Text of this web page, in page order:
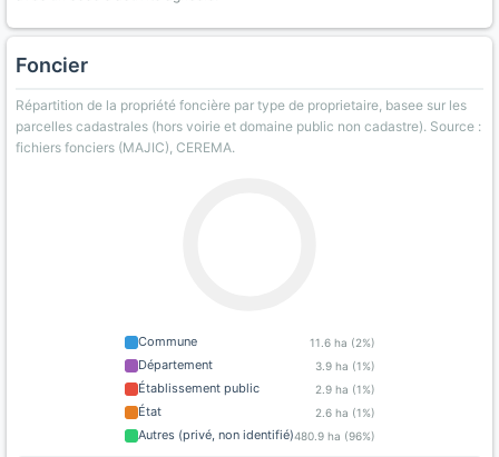
Foncier
Répartition de la propriété foncière par type de proprietaire, basee sur les
parcelles cadastrales (hors voirie et domaine public non cadastre). Source :
fichiers fonciers (MAJIC), CEREMA.
Commune 11.6 ha (2%)
Département 3.9 ha (1%)
Établissement public 2.9 ha (1%)
État 2.6 ha (1%)
Autres (privé, non identifié)480.9 ha (96%)